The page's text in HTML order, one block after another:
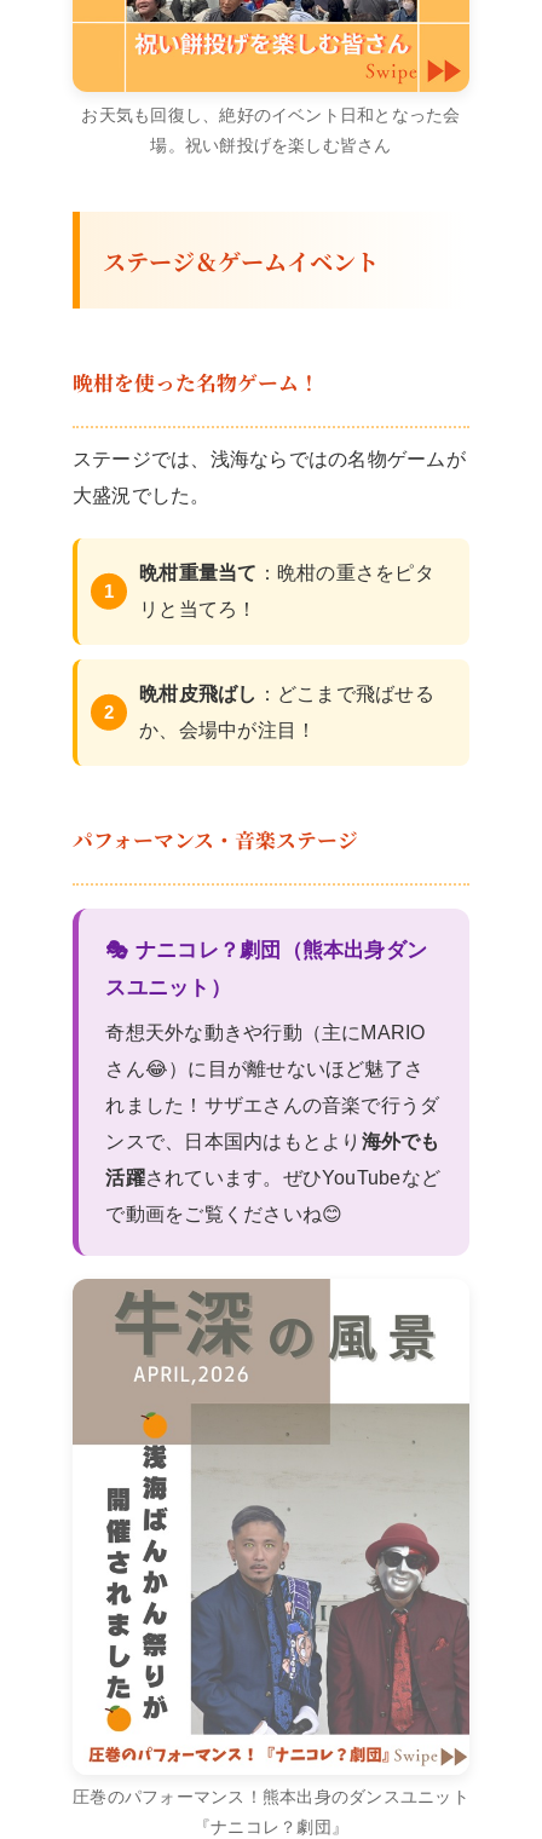
お天気も回復し、絶好のイベント日和となった会
場。祝い餅投げを楽しむ皆さん
ステージ＆ゲームイベント
晩柑を使った名物ゲーム！
ステージでは、浅海ならではの名物ゲームが
大盛況でした。
晩柑重量当て ：晩柑の重さをピタ
リと当てろ！
晩柑皮飛ばし ：どこまで飛ばせる
か、会場中が注目！
パフォーマンス・音楽ステージ
🎭 ナニコレ？劇団（熊本出身ダン
スユニット）
奇想天外な動きや行動（主にMARIO
さん😂）に目が離せないほど魅了さ
れました！サザエさんの音楽で行うダ
ンスで、日本国内はもとより 海外でも
活躍されています。ぜひYouTubeなど
で動画をご覧くださいね😊
圧巻のパフォーマンス！熊本出身のダンスユニット
『ナニコレ？劇団』